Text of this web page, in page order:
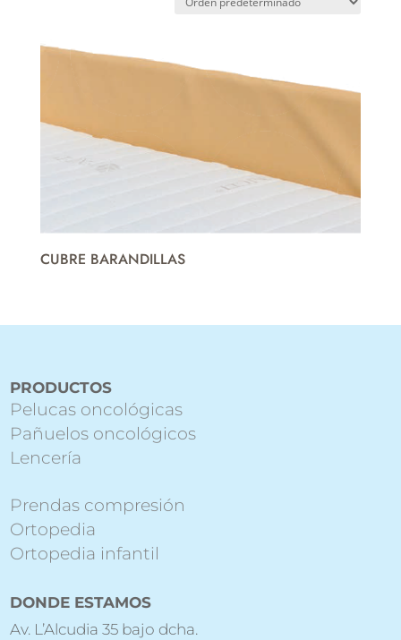
CUBRE BARANDILLAS
PRODUCTOS
Pelucas oncológicas
Pañuelos oncológicos
Lencería
Prendas compresión
Ortopedia
Ortopedia infantil
DONDE ESTAMOS
Av. L’Alcudia 35 bajo dcha.